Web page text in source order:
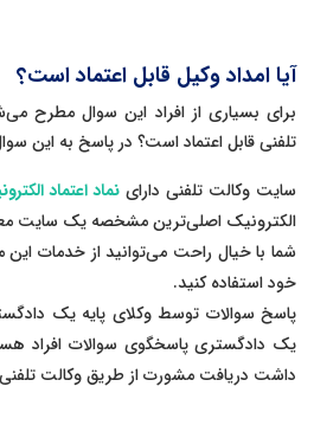
آیا امداد وکیل قابل اعتماد است؟
برای بسیاری از افراد این سوال مطرح
تلفنی قابل اعتماد است؟ در پاسخ به این
سایت وکالت تلفنی دارای نماد اعتماد
الکترونیک اصلی‌ترین مشخصه یک سایت
شما با خیال راحت می‌توانید از خدمات
خود استفاده کنید.
پاسخ سوالات توسط وکلای پایه یک
یک دادگستری پاسخگوی سوالات افراد
داشت دریافت مشورت از طریق وکالت